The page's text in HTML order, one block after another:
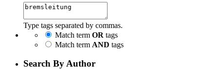
Type tags separated by commas.
Match term OR tags
Match term AND tags
Search By Author